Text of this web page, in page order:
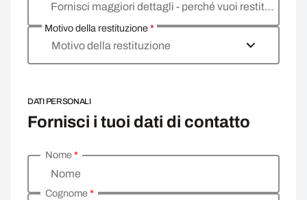
Fornisci maggiori dettagli - perché vuoi restituire la merce, qual è il motivo?
Motivo della restituzione*
Motivo della restituzione
DATI PERSONALI
Fornisci i tuoi dati di contatto
Inserisci i tuoi dati personali
Nome
Nome*
Cognome*